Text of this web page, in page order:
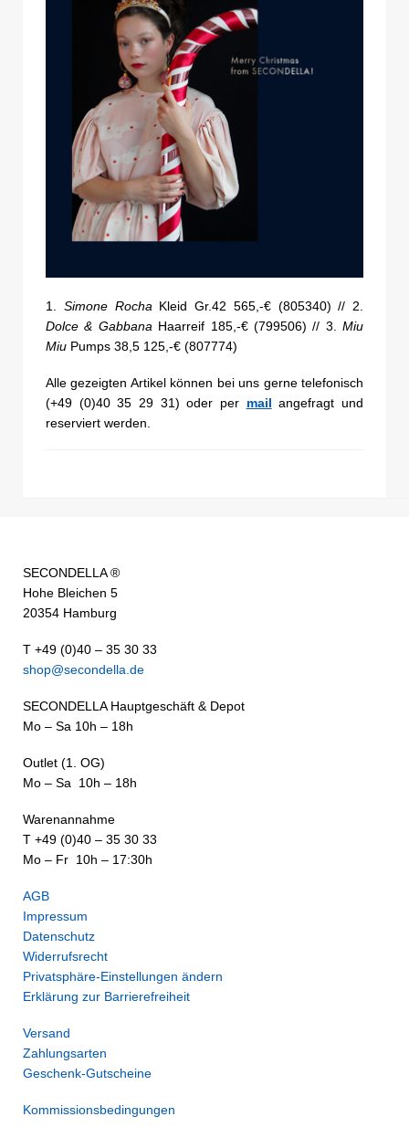
1. Simone Rocha Kleid Gr.42 565,-€ (805340) // 2.
Dolce & Gabbana Haarreif 185,-€ (799506) // 3. Miu
Miu Pumps 38,5 125,-€ (807774)
Alle gezeigten Artikel können bei uns gerne telefonisch
(+49 (0)40 35 29 31) oder per mail angefragt und
reserviert werden.
SECONDELLA ®
Hohe Bleichen 5
20354 Hamburg
T +49 (0)40 – 35 30 33
shop@secondella.de
SECONDELLA Hauptgeschäft & Depot
Mo – Sa 10h – 18h
Outlet (1. OG)
Mo – Sa 10h – 18h
Warenannahme
T +49 (0)40 – 35 30 33
Mo – Fr 10h – 17:30h
AGB
Impressum
Datenschutz
Widerrufsrecht
Privatsphäre-Einstellungen ändern
Erklärung zur Barrierefreiheit
Versand
Zahlungsarten
Geschenk-Gutscheine
Kommissionsbedingungen